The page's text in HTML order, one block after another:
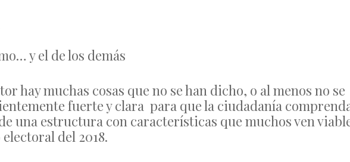
y el de los demás
hay muchas cosas que no se han dicho, o al menos no se
fuerte y clara para que la ciudadanía
una estructura con características que muchos ven
del 2018.